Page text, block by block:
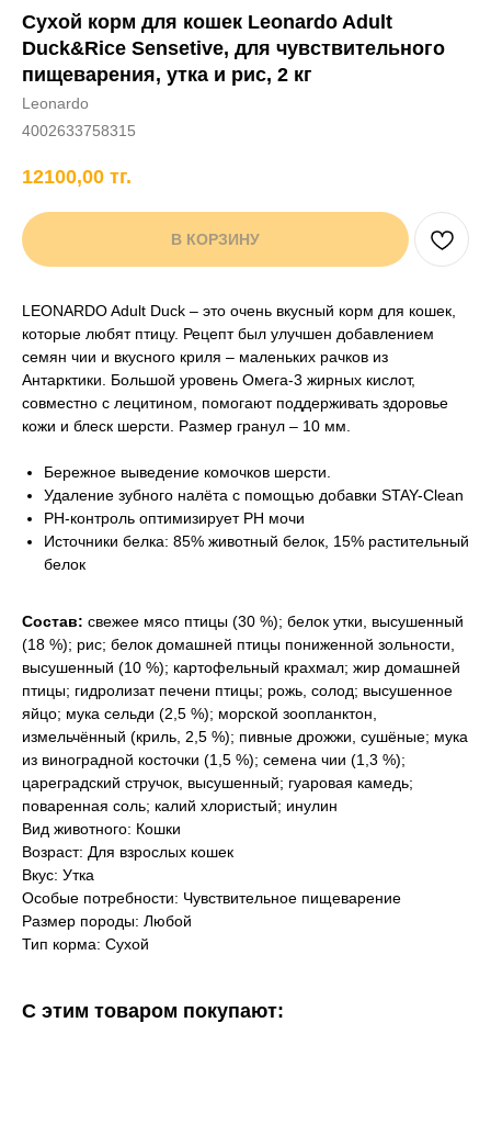
+7 706 407 30 81
Написать в WhatsApp
Сухой корм для кошек Leonardo Adult
Duck&Rice Sensetive, для чувствительного
пищеварения, утка и рис, 2 кг
Leonardo
4002633758315
12100,00 тг.
В КОРЗИНУ
LEONARDO Adult Duck – это очень вкусный корм для кошек,
которые любят птицу. Рецепт был улучшен добавлением
семян чии и вкусного криля – маленьких рачков из
Антарктики. Большой уровень Омега-3 жирных кислот,
совместно с лецитином, помогают поддерживать здоровье
кожи и блеск шерсти. Размер гранул – 10 мм.
Бережное выведение комочков шерсти.
Удаление зубного налёта с помощью добавки STAY-Clean
PH-контроль оптимизирует PH мочи
Источники белка: 85% животный белок, 15% растительный
белок
Состав: свежее мясо птицы (30 %); белок утки, высушенный
(18 %); рис; белок домашней птицы пониженной зольности,
высушенный (10 %); картофельный крахмал; жир домашней
птицы; гидролизат печени птицы; рожь, солод; высушенное
яйцо; мука сельди (2,5 %); морской зоопланктон,
измельчённый (криль, 2,5 %); пивные дрожжи, сушёные; мука
из виноградной косточки (1,5 %); cемена чии (1,3 %);
цареградский стручок, высушенный; гуаровая камедь;
поваренная соль; калий хлористый; инулин
Вид животного: Кошки
Возраст: Для взрослых кошек
Вкус: Утка
Особые потребности: Чувствительное пищеварение
Размер породы: Любой
Тип корма: Сухой
С этим товаром покупают: